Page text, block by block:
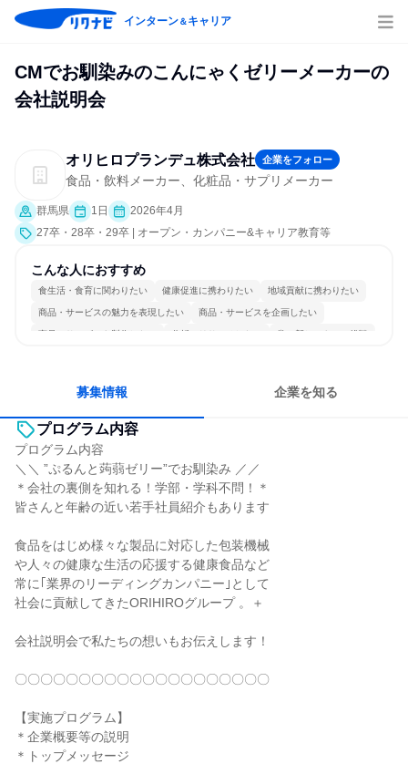
インターン＆キャリア
CMでお馴染みのこんにゃくゼリーメーカーの
会社説明会
オリヒロプランデュ株式会社 企業をフォロー
食品・飲料メーカー、化粧品・サプリメーカー
群馬県 1日
2026年4月
27卒・28卒・29卒 | オープン・カンパニー&キャリア教育等
こんな人におすすめ
食生活・食育に関わりたい 健康促進に携わりたい 地域貢献に携わりたい
商品・サービスの魅力を表現したい 商品・サービスを企画したい
商品・サービスを製作したい 分析・リサーチしたい 常に新しいものに挑戦
募集情報 企業を知る
プログラム内容
プログラム内容
＼＼ ”ぷるんと蒟蒻ゼリー”でお馴染み ／／
＊会社の裏側を知れる！学部・学科不問！＊
皆さんと年齢の近い若手社員紹介もあります
食品をはじめ様々な製品に対応した包装機械
や人々の健康な生活の応援する健康食品など
常に｢業界のリーディングカンパニー｣として
社会に貢献してきたORIHIROグループ 。＋
会社説明会で私たちの想いもお伝えします！
〇〇〇〇〇〇〇〇〇〇〇〇〇〇〇〇〇〇〇〇
【実施プログラム】
＊企業概要等の説明
＊トップメッセージ